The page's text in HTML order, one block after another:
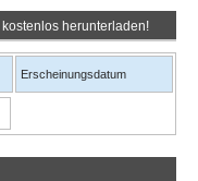
kostenlos herunterladen!
Erscheinungsdatum